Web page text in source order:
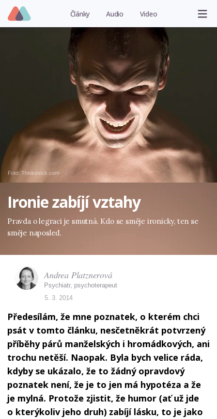
Články Audio Video
Foto: Thinkstock.com
Ironie zabíjí vztahy
Pravda o legraci je smutná. Kdo se směje ironicky, ten se
směje naposled.
Předesílám, že mne poznatek, o kterém chci
psát v tomto článku, nesčetněkrát potvrzený
příběhy párů manželských i hromádkových, ani
trochu netěší. Naopak. Byla bych velice ráda,
kdyby se ukázalo, že to žádný opravdový
poznatek není, že je to jen má hypotéza a že
je mylná. Protože zjistit, že humor (ať už jde
o kterýkoliv jeho druh) zabíjí lásku, to je jako
Andrea Platznerová
Psychiatr, psychoterapeut
5. 3. 2014